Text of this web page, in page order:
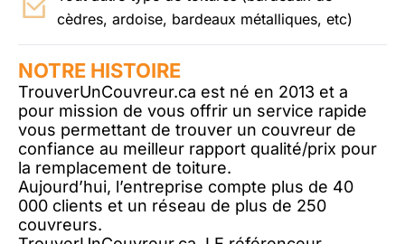
cèdres, ardoise, bardeaux métalliques, etc)
NOTRE HISTOIRE
TrouverUnCouvreur.ca est né en 2013 et a
pour mission de vous offrir un service rapide
vous permettant de trouver un couvreur de
confiance au meilleur rapport qualité/prix pour
la remplacement de toiture.
Aujourd’hui, l’entreprise compte plus de 40
000 clients et un réseau de plus de 250
couvreurs.